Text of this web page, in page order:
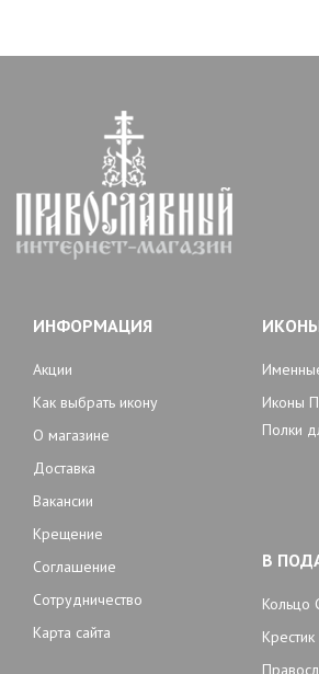
ИНФОРМАЦИЯ
Акции
Как выбрать икону
О магазине
Доставка
Вакансии
Крещение
Соглашение
Сотрудничество
Карта сайта
Иконы
Полки
В
Кольцо